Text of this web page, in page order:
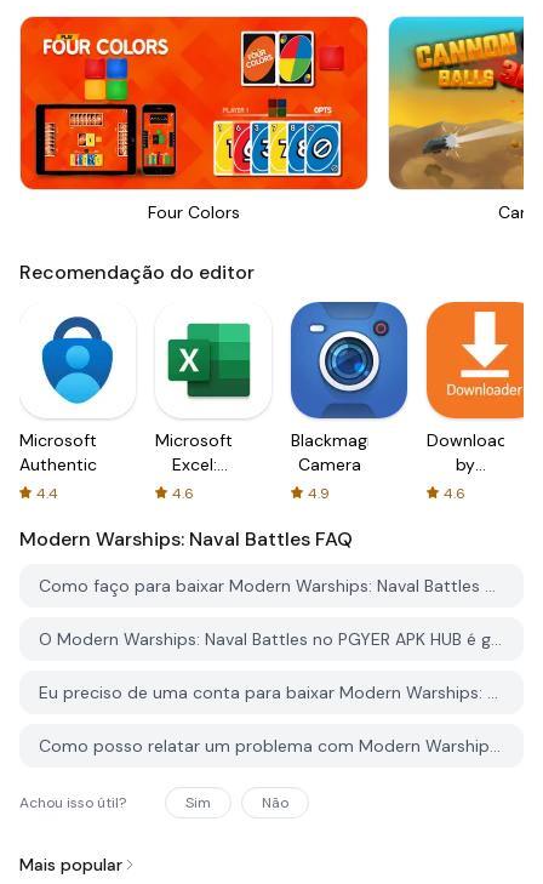
Four Colors
Recomendação do editor
Microsoft
Authenticator
4.4
Microsoft
Excel:
Spreadsheets
4.6
Blackmagic
Camera
4.9
Downloader
by
AFTVnews
4.6
Modern Warships: Naval Battles FAQ
Como faço para baixar Modern Warships: Naval Battles do PGYER APK HUB?
O Modern Warships: Naval Battles no PGYER APK HUB é gratuito para baixar?
Eu preciso de uma conta para baixar Modern Warships: Naval Battles do PGYER APK HUB?
Como posso relatar um problema com Modern Warships: Naval Battles no PGYER APK HUB?
Achou isso útil? Sim Não
Mais popular